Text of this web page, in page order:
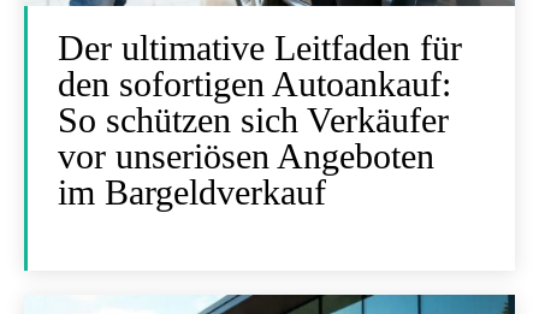
Der ultimative Leitfaden für
den sofortigen Autoankauf:
So schützen sich Verkäufer
vor unseriösen Angeboten
im Bargeldverkauf